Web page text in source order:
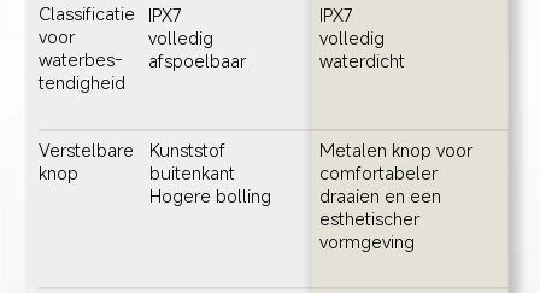
Classificatie
voor
waterbes-
tendigheid
IPX7
volledig
afspoelbaar
IPX7
volledig
waterdicht
Verstelbare
knop
Kunststof
buitenkant
Hogere bolling
Metalen knop voor
comfortabeler
draaien en een
esthetischer
vormgeving